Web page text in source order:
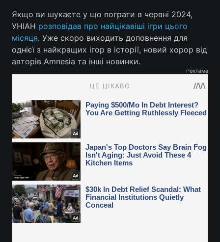
Якщо ви шукаєте у що пограти в червні 2024,
УНІАН розповідав про найцікавіші ігри цього
місяця. Уже скоро виходить доповнення для
однієї з найкращих ігор в історії, новий хорор від
авторів Amnesia та інші новинки.
Реклама